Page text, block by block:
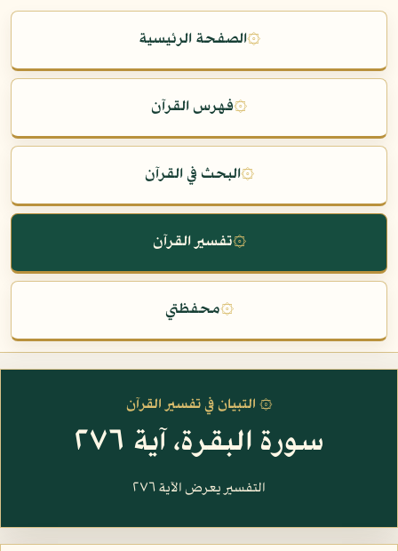
۞الصفحة الرئيسية
۞فهرس القرآن
۞البحث في القرآن
۞تفسير القرآن
۞محفظتي
۞ التبيان في تفسير القرآن
سورة البقرة، آية ٢٧٦
التفسير يعرض الآية ٢٧٦